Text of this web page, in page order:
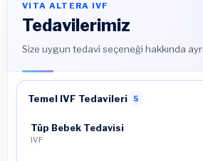
VITA ALTERA IVF
Tedavilerimiz
Size uygun tedavi seçeneği hakkında
Temel IVF Tedavileri 5
Tüp Bebek Tedavisi
IVF